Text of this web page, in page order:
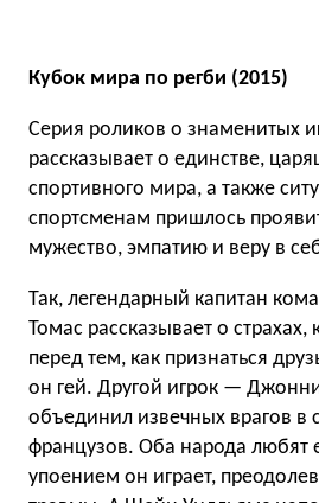
Кубок мира по регби (2015)
Серия роликов о знаменитых
рассказывает о единстве,
спортивного мира, а также
спортсменам пришлось
мужество, эмпатию и веру в
Так, легендарный капитан
Томас рассказывает о
перед тем, как признаться
он гей. Другой игрок —
объединил извечных врагов в
французов. Оба народа любят
упоением он играет,